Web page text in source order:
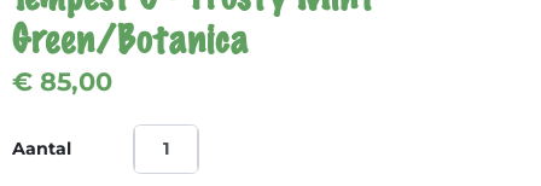
Green/Botanica
€ 85,00
Aantal